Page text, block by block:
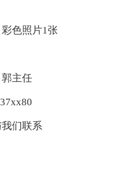
色照片1张
主任
们联系